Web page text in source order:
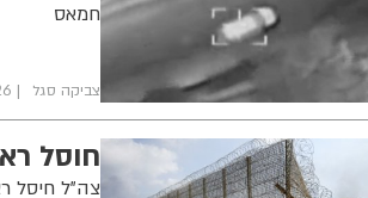
חמאס
צביקה סגל
חוסל